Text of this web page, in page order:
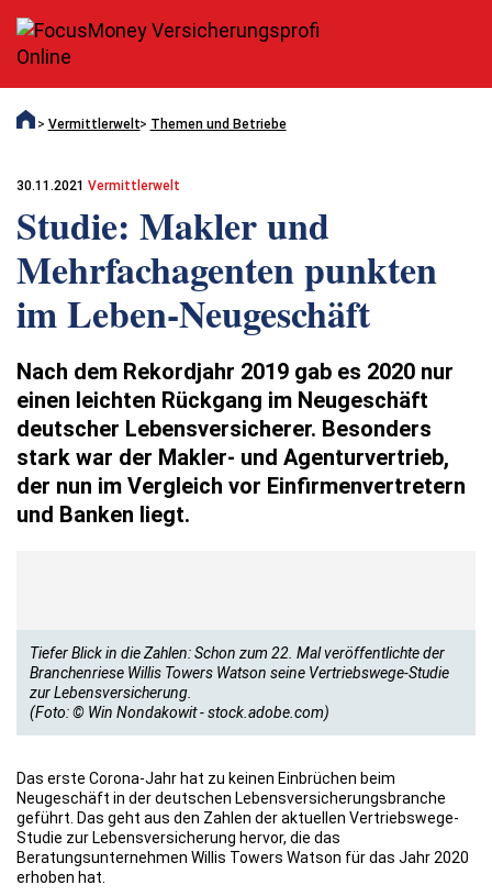
Vermittlerwelt Themen und Betriebe
30.11.2021 Vermittlerwelt
Studie: Makler und
Mehrfachagenten punkten
im Leben-Neugeschäft
Nach dem Rekordjahr 2019 gab es 2020 nur
einen leichten Rückgang im Neugeschäft
deutscher Lebensversicherer. Besonders
stark war der Makler- und Agenturvertrieb,
der nun im Vergleich vor Einfirmenvertretern
und Banken liegt.
Tiefer Blick in die Zahlen: Schon zum 22. Mal veröffentlichte der
Branchenriese Willis Towers Watson seine Vertriebswege-Studie
zur Lebensversicherung.
(Foto: © Win Nondakowit - stock.adobe.com)
Das erste Corona-Jahr hat zu keinen Einbrüchen beim
Neugeschäft in der deutschen Lebensversicherungsbranche
geführt. Das geht aus den Zahlen der aktuellen Vertriebswege-
Studie zur Lebensversicherung hervor, die das
Beratungsunternehmen Willis Towers Watson für das Jahr 2020
erhoben hat.